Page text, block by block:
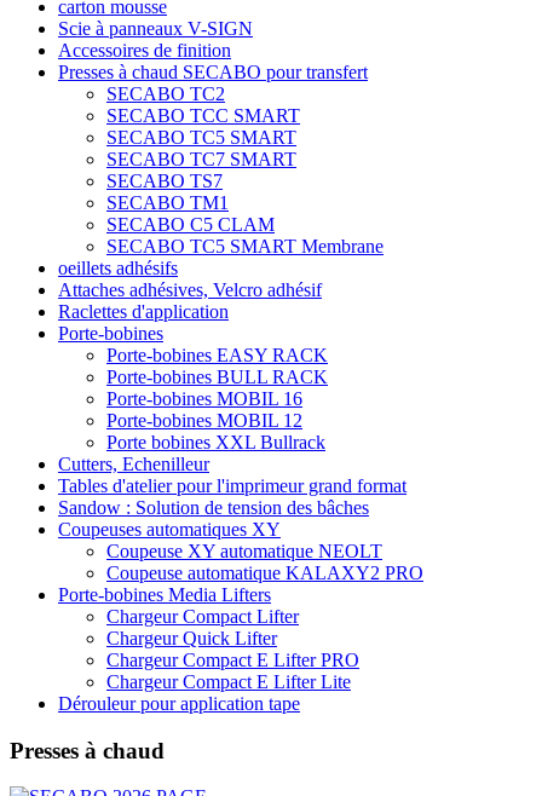
carton mousse
Scie à panneaux V-SIGN
Accessoires de finition
Presses à chaud SECABO pour transfert
SECABO TC2
SECABO TCC SMART
SECABO TC5 SMART
SECABO TC7 SMART
SECABO TS7
SECABO TM1
SECABO C5 CLAM
SECABO TC5 SMART Membrane
oeillets adhésifs
Attaches adhésives, Velcro adhésif
Raclettes d'application
Porte-bobines
Porte-bobines EASY RACK
Porte-bobines BULL RACK
Porte-bobines MOBIL 16
Porte-bobines MOBIL 12
Porte bobines XXL Bullrack
Cutters, Echenilleur
Tables d'atelier pour l'imprimeur grand format
Sandow : Solution de tension des bâches
Coupeuses automatiques XY
Coupeuse XY automatique NEOLT
Coupeuse automatique KALAXY2 PRO
Porte-bobines Media Lifters
Chargeur Compact Lifter
Chargeur Quick Lifter
Chargeur Compact E Lifter PRO
Chargeur Compact E Lifter Lite
Dérouleur pour application tape
Presses à chaud